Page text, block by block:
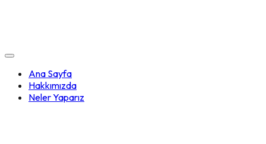
Ana Sayfa
Hakkımızda
Neler Yaparız